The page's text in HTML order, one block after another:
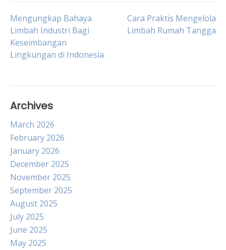
Post
navigation
Mengungkap Bahaya
Limbah Industri Bagi
Keseimbangan
Lingkungan di Indonesia
Cara Praktis Mengelola
Limbah Rumah Tangga
Archives
March 2026
February 2026
January 2026
December 2025
November 2025
September 2025
August 2025
July 2025
June 2025
May 2025